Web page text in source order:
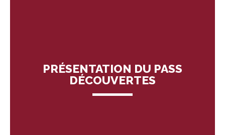
PRÉSENTATION DU PASS
DÉCOUVERTES